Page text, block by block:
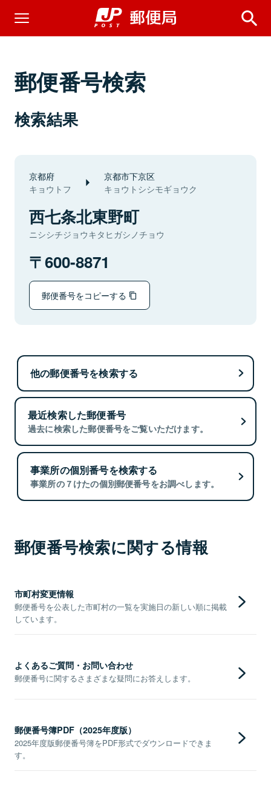
郵便番号検索
検索結果
京都府
キョウトフ
京都市下京区
キョウトシシモギョウク
西七条北東野町
ニシシチジョウキタヒガシノチョウ
600-8871
郵便番号をコピーする
他の郵便番号を検索する
最近検索した郵便番号
過去に検索した郵便番号をご覧いただけます。
事業所の個別番号を検索する
事業所の７けたの個別郵便番号をお調べします。
郵便番号検索に関する情報
市町村変更情報
郵便番号を公表した市町村の一覧を実施日の新しい順に掲載
しています。
よくあるご質問・お問い合わせ
郵便番号に関するさまざまな疑問にお答えします。
郵便番号簿PDF（2025年度版）
2025年度版郵便番号簿をPDF形式でダウンロードできま
す。